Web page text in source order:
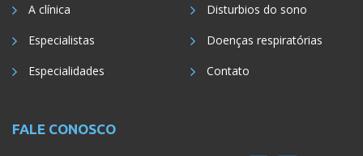
A clínica
Especialistas
Especialidades
Disturbios do sono
Doenças respiratórias
Contato
FALE CONOSCO